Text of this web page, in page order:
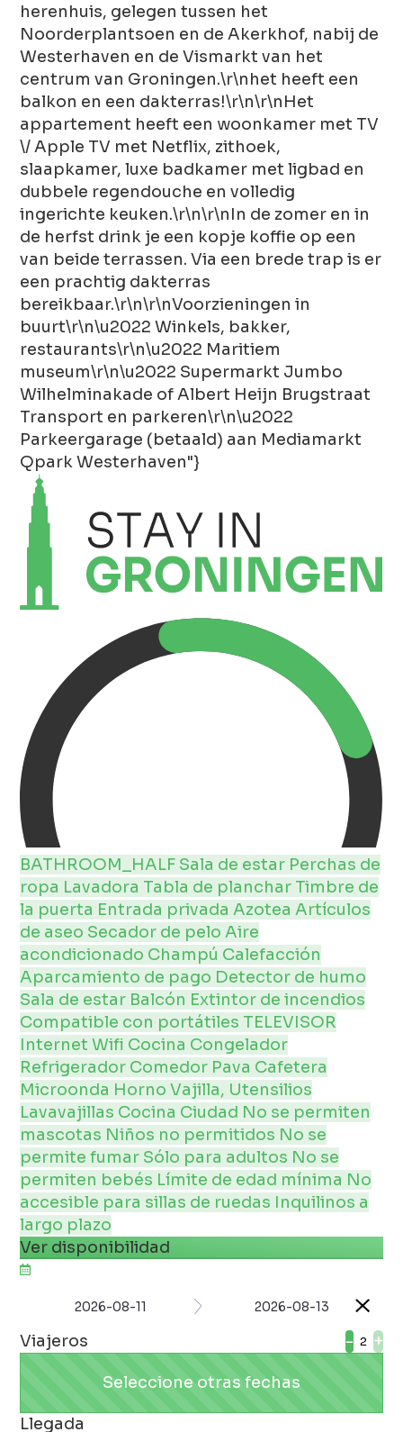
herenhuis, gelegen tussen het
Noorderplantsoen en de Akerkhof, nabij de
Westerhaven en de Vismarkt van het
centrum van Groningen.\r\nhet heeft een
balkon en een dakterras!\r\n\r\nHet
appartement heeft een woonkamer met TV
\/ Apple TV met Netflix, zithoek,
slaapkamer, luxe badkamer met ligbad en
dubbele regendouche en volledig
ingerichte keuken.\r\n\r\nIn de zomer en in
de herfst drink je een kopje koffie op een
van beide terrassen. Via een brede trap is er
een prachtig dakterras
bereikbaar.\r\n\r\nVoorzieningen in
buurt\r\n\u2022 Winkels, bakker,
restaurants\r\n\u2022 Maritiem
museum\r\n\u2022 Supermarkt Jumbo
Wilhelminakade of Albert Heijn Brugstraat
Transport en parkeren\r\n\u2022
Parkeergarage (betaald) aan Mediamarkt
Qpark Westerhaven"}
BATHROOM_HALF Sala de estar Perchas de
ropa Lavadora Tabla de planchar Timbre de
la puerta Entrada privadaAzoteaArtículos
de aseo Secador de peloAire
acondicionado Champú Calefacción
Aparcamiento de pago Detector de humo
Sala de estar Balcón Extintor de incendios
Compatible con portátiles TELEVISOR
InternetWifi Cocina Congelador
Refrigerador Comedor Pava Cafetera
Microonda HornoVajilla, Utensilios
Lavavajillas Cocina Ciudad No se permiten
mascotas Niños no permitidos No se
permite fumar Sólo para adultos No se
permiten bebés Límite de edad mínima No
accesible para sillas de ruedas Inquilinos a
largo plazo
Ver disponibilidad
2026-08-11 2026-08-13
Viajeros - +
Seleccione otras fechas
Llegada